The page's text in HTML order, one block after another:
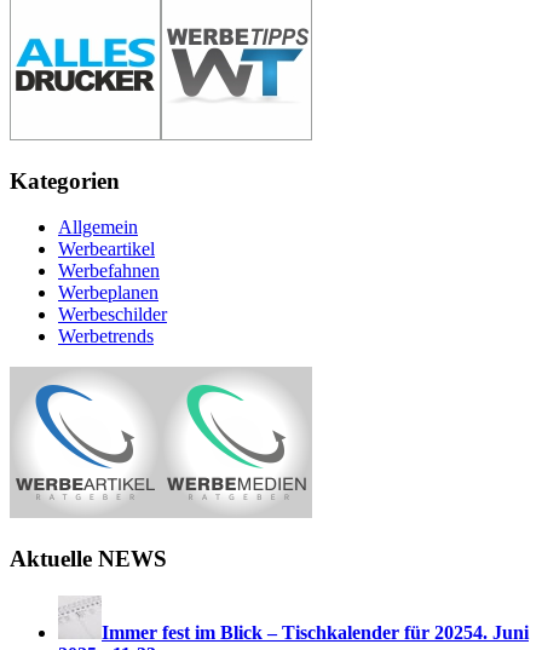
Kategorien
Allgemein
Werbeartikel
Werbefahnen
Werbeplanen
Werbeschilder
Werbetrends
Aktuelle NEWS
Immer fest im Blick – Tischkalender für 20254. Juni